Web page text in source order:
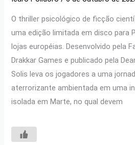
O thriller psicológico de ficção
uma edição limitada em disco para
lojas européias. Desenvolvido pela
Drakkar Games e publicado pela
Solis leva os jogadores a uma
aterrorizante ambientada em uma
isolada em Marte, no qual devem